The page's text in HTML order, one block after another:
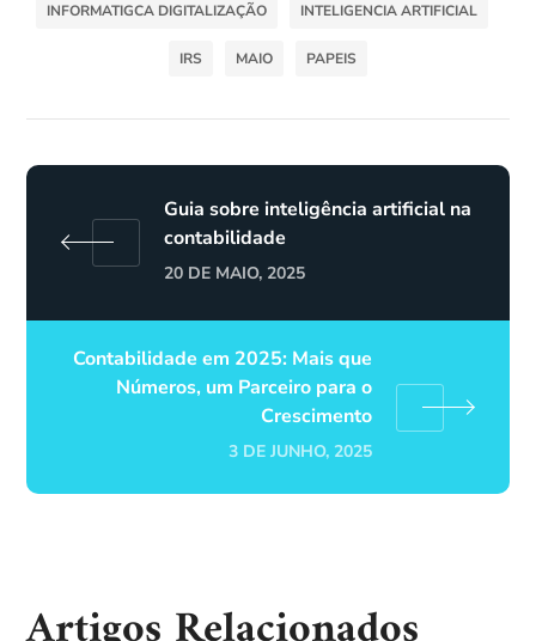
INFORMATIGCA DIGITALIZAÇÃO INTELIGENCIA ARTIFICIAL
IRS MAIO PAPEIS
Guia sobre inteligência artificial na
contabilidade
20 DE MAIO, 2025
Contabilidade em 2025: Mais que
Números, um Parceiro para o
Crescimento
3 DE JUNHO, 2025